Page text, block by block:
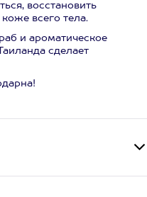
восстановить
всего тела.
и ароматическое
сделает